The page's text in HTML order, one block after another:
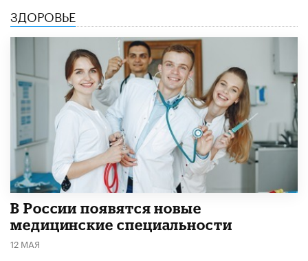
ЗДОРОВЬЕ
В России появятся новые
медицинские специальности
12 МАЯ